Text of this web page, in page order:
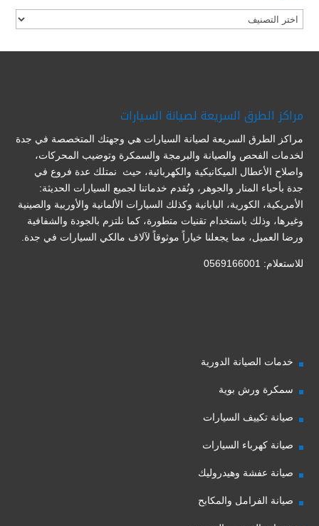
تصنيفات
مراكز الطرق السريعة لصيانة السيارات
مراكز الطرق السريعة لصيانة السيارات هي وجهتك المتخصصة في جدة
لخدمات الفحص والصيانة والبرمجة والسمكرة وتوضيب المحركات،
واصلاح الأعطال الميكانيكية والكهربائية، حيث نمتلك عدة فروع في
جدة بأحياء المنار والجوهر، ونُقدم خدماتنا لجميع السيارات الحديثة:
الأمريكية، الكورية، اليابانية وكذلك السيارات الألمانية والأوربية والصينية
وغيرها، وذلك باستخدام تقنيات متطورة، كما نلتزم بالجودة والشفافية
ورضا العميل، مما يجعلنا خياراً موثوقاً لآلاف مالكي السيارات في جدة.
للاستعلام: 0569166001
خدمات الصيانة الدورية
سمكرة ورش بوية
صيانة تكييف السيارات
صيانة كهرباء السيارات
صيانة عفشة وهيدروليك
صيانة الفرامل والمكابح